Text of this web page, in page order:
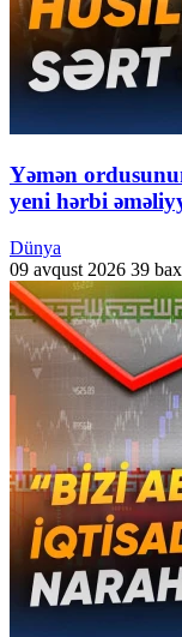
Yəmən
yeni hərbi
Dünya
09 avqust 2026 39